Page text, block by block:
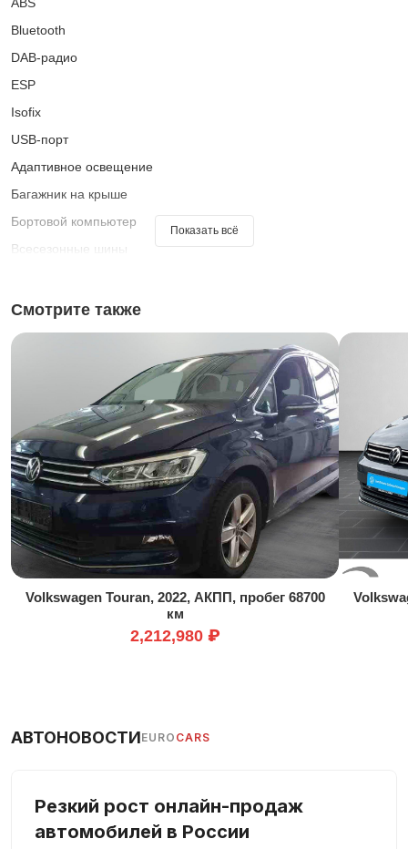
Bluetooth
DAB-радио
ESP
Isofix
USB-порт
Адаптивное освещение
Багажник на крыше
Бортовой компьютер
Всесезонные шины
Датчик дождя
Датчик освещенности
Зеркало заднего вида с автоматическим затемнением
Иммобилайзер
Кожаный руль
Колеса из легкого сплава
Комплект громкой связи
Круиз-контроль
Мониторинг слепых зон
Мультируль
Навигационная система
Полная история обслуживания
Светодиодные габаритные огни
Показать всё
Смотрите также
Volkswagen Touran, 2022, АКПП, пробег 68700
км
2,212,980 ₽
АВТОНОВОСТИEURO CARS
Резкий рост онлайн-продаж
автомобилей в России